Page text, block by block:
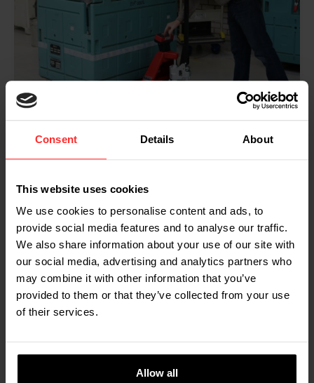
Consent Details About
This website uses cookies
We use cookies to personalise content and ads, to
provide social media features and to analyse our traffic.
We also share information about your use of our site with
our social media, advertising and analytics partners who
may combine it with other information that you’ve
provided to them or that they’ve collected from your use
of their services.
Allow all
de aluguer encaixa
Quer experimentar os benefícios da pesagem móvel
durante um período de tempo antes da compra
CryoTechnics usa RAVAS-1100
para pesar gelo seco
A CryoTechnics Cleaning Solutions utiliza um
RAVAS-1100 para pesar gelo seco, um produto
altamente volátil. A partir de um grande tanque, o
dióxido de carbono líquido flui para a área de
produção, onde uma máquina o congela e o forma
em pellets. Estes são imediatamente doseados em
recipientes especiais, utilizando o pesador de
paletes RAVAS-1100 para medir o peso
pode utilizar um camião de pesagem RAVAS para
aluguer.